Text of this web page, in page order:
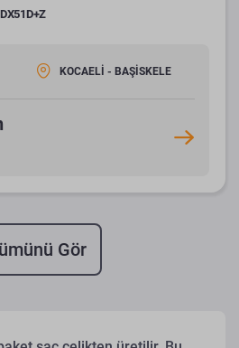
DX51D+Z
KOCAELİ - BAŞİSKELE
Gör